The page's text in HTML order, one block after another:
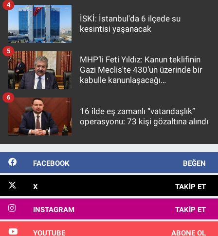
İSKİ: İstanbul'da 6 ilçede su
kesintisi yaşanacak
4
MHP’li Feti Yıldız: Kanun teklifinin
Gazi Meclis'te 430’un üzerinde bir
kabulle kanunlaşacağı
5
16 ilde eş zamanlı “vatandaşlık”
operasyonu: 73 kişi gözaltına alındı
6
FACEBOOK BEĞEN
X TAKIP ET
INSTAGRAM TAKIP ET
YOUTUBE ABONE OL